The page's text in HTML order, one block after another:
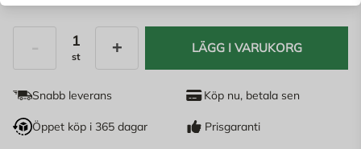
st
LÄGG I VARUKORG
Snabb leverans Köp nu, betala sen
Öppet köp i 365 dagar Prisgaranti